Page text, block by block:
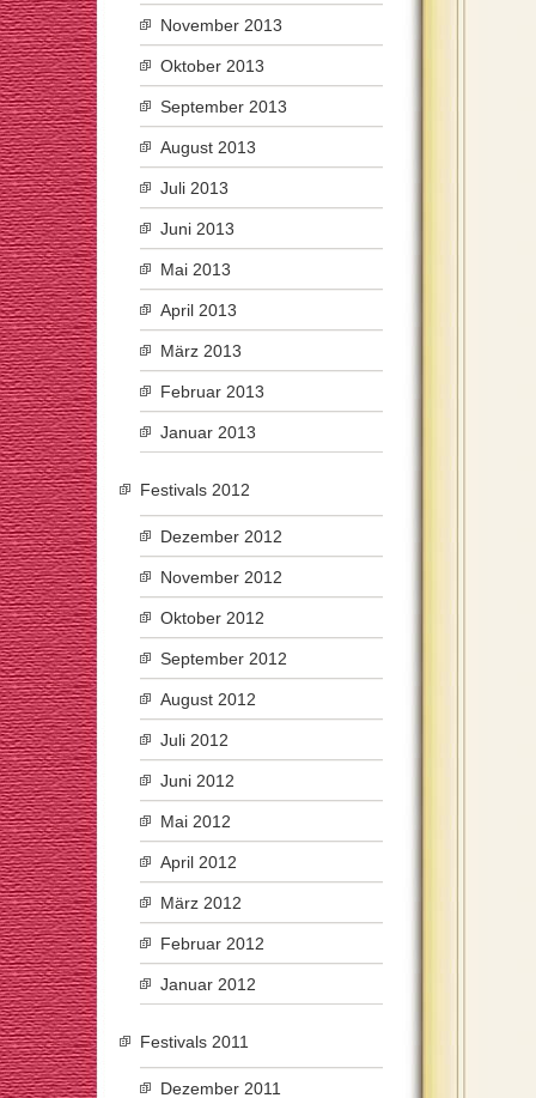
November 2013
Oktober 2013
September 2013
August 2013
Juli 2013
Juni 2013
Mai 2013
April 2013
März 2013
Februar 2013
Januar 2013
Festivals 2012
Dezember 2012
November 2012
Oktober 2012
September 2012
August 2012
Juli 2012
Juni 2012
Mai 2012
April 2012
März 2012
Februar 2012
Januar 2012
Festivals 2011
Dezember 2011